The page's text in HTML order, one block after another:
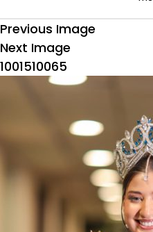
Previous Image
Next Image
1001510065